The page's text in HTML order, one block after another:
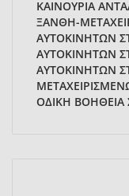
ΚΑΙΝΟΥΡΙΑ
ΞΑΝΘΗ-
ΑΥΤΟΚΙΝΗΤΩΝ
ΑΥΤΟΚΙΝΗΤΩΝ
ΑΥΤΟΚΙΝΗΤΩΝ
ΟΔΙΚΗ